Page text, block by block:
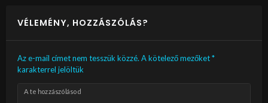
VÉLEMÉNY, HOZZÁSZÓLÁS?
Az e-mail címet nem tesszük közzé. A kötelező mezőket*
karakterrel jelöltük
A te hozzászólásod